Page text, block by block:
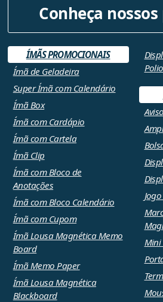
Conheça
ÍMÃS PROMOCIONAIS
Ímã de Geladeira
Super Ímã com Calendário
Ímã Box
Ímã com Cardápio
Ímã com Cartela
Ímã Clip
Ímã com Bloco de
Anotações
Ímã com Bloco Calendário
Ímã com Cupom
Ímã Lousa Magnética Memo
Board
Ímã Memo Paper
Ímã Lousa Magnética
Blackboard
Mini